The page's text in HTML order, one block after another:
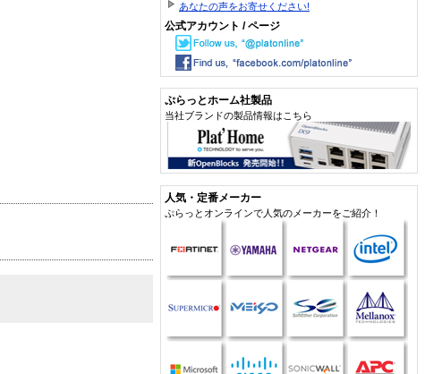
あなたの声をお寄せください!
公式アカウント / ページ
ぷらっとホーム社製品
当社ブランドの製品情報はこちら
人気・定番メーカー
ぷらっとオンラインで人気のメーカーをご紹介！